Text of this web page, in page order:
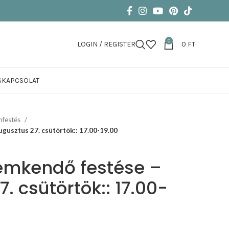
LOGIN / REGISTER 0 0 FT
KAPCSOLAT
27. csütörtök:: 17.00-19.00
festése –
csütörtök:: 17.00-